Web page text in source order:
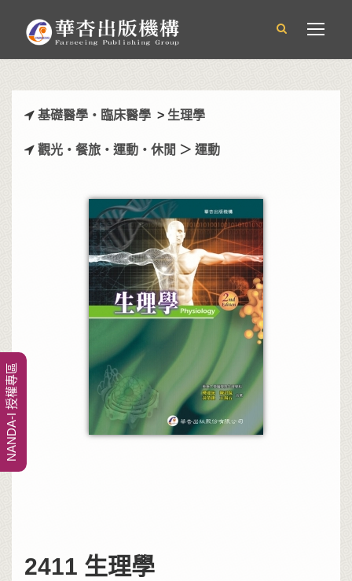
基礎醫學‧臨床醫學 > 生理學
觀光‧餐旅‧運動‧休閒 ＞ 運動
2411 生理學
NANDA-I 授權專區